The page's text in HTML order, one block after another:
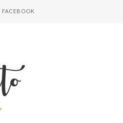
FACEBOOK